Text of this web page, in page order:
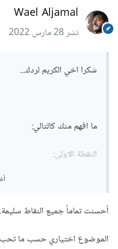
Wael Aljamal
نشر28 مارس 2022
شكرا اخي الكريم لردك...
ما افهم منك كالتالي:
النقطة الاولى:
لانه هناك ادوات تعوض دور html and css ..
أحسنت تماماً جميع النقاط سليمة.
الموضوع اختياري حسب ما تحب